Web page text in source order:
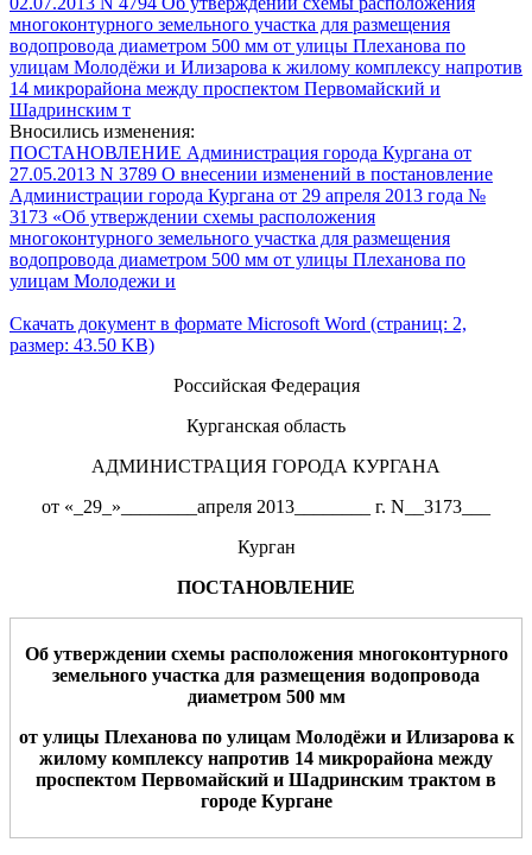
многоконтурного земельного участка для размещения
водопровода диаметром 500 мм от улицы Плеханова по
улицам Молодёжи и Илизарова к жилому комплексу напротив
14 микрорайона между проспектом Первомайский и
Шадринским т
Вносились изменения:
ПОСТАНОВЛЕНИЕ Администрация города Кургана от
27.05.2013 N 3789 О внесении изменений в постановление
Администрации города Кургана от 29 апреля 2013 года №
3173 «Об утверждении схемы расположения
многоконтурного земельного участка для размещения
водопровода диаметром 500 мм от улицы Плеханова по
улицам Молодежи и
Скачать документ в формате Microsoft Word (страниц: 2,
размер: 43.50 KB)
Российская Федерация
Курганская область
АДМИНИСТРАЦИЯ ГОРОДА КУРГАНА
от «_29_»________апреля 2013________ г. N__3173___
Курган
ПОСТАНОВЛЕНИЕ
Об утверждении схемы расположения многоконтурного
земельного участка для размещения водопровода
диаметром 500 мм
от улицы Плеханова по улицам Молодёжи и Илизарова к
жилому комплексу напротив 14 микрорайона между
проспектом Первомайский и Шадринским трактом в
городе Кургане